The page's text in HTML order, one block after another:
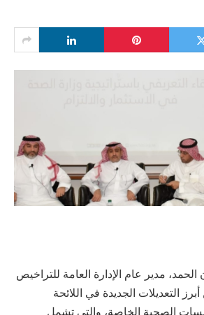
مدير عام الإدارة العامة للتراخيص
التعديلات الجديدة في اللائحة
الصحية الخاصة، والتي تشمل